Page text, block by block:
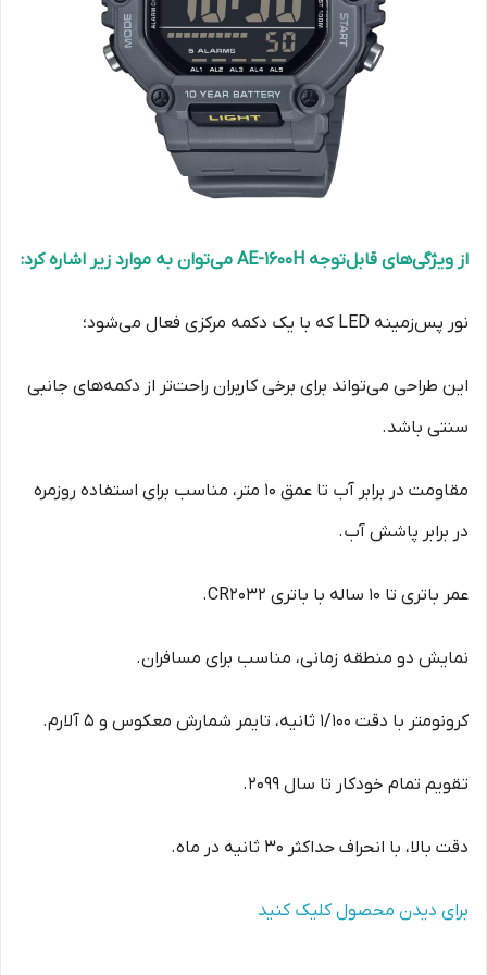
از ویژگی‌های قابل‌توجه AE-1600H می‌توان به موارد زیر اشاره کرد:
نور پس‌زمینه LED که با یک دکمه مرکزی فعال می‌شود؛
این طراحی می‌تواند برای برخی کاربران راحت‌تر از دکمه‌های جانبی
سنتی باشد.
مقاومت در برابر آب تا عمق 10 متر، مناسب برای استفاده روزمره
در برابر پاشش آب.
عمر باتری تا 10 ساله با باتری CR2032.
نمایش دو منطقه زمانی، مناسب برای مسافران.
کرونومتر با دقت 1/100 ثانیه، تایمر شمارش معکوس و 5 آلارم.
تقویم تمام خودکار تا سال 2099.
دقت بالا، با انحراف حداکثر 30 ثانیه در ماه.
برای دیدن محصول کلیک کنید